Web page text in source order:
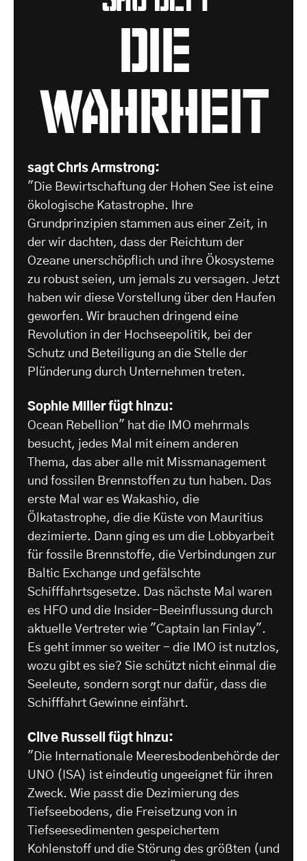
Die
Wahrheit
sagt Chris Armstrong:
"Die Bewirtschaftung der Hohen See ist eine
ökologische Katastrophe. Ihre
Grundprinzipien stammen aus einer Zeit, in
der wir dachten, dass der Reichtum der
Ozeane unerschöpflich und ihre Ökosysteme
zu robust seien, um jemals zu versagen. Jetzt
haben wir diese Vorstellung über den Haufen
geworfen. Wir brauchen dringend eine
Revolution in der Hochseepolitik, bei der
Schutz und Beteiligung an die Stelle der
Plünderung durch Unternehmen treten.
Sophie Miller fügt hinzu:
Ocean Rebellion" hat die IMO mehrmals
besucht, jedes Mal mit einem anderen
Thema, das aber alle mit Missmanagement
und fossilen Brennstoffen zu tun haben. Das
erste Mal war es Wakashio, die
Ölkatastrophe, die die Küste von Mauritius
dezimierte. Dann ging es um die Lobbyarbeit
für fossile Brennstoffe, die Verbindungen zur
Baltic Exchange und gefälschte
Schifffahrtsgesetze. Das nächste Mal waren
es HFO und die Insider-Beeinflussung durch
aktuelle Vertreter wie "Captain Ian Finlay".
Es geht immer so weiter - die IMO ist nutzlos,
wozu gibt es sie? Sie schützt nicht einmal die
Seeleute, sondern sorgt nur dafür, dass die
Schifffahrt Gewinne einfährt.
Clive Russell fügt hinzu:
"Die Internationale Meeresbodenbehörde der
UNO (ISA) ist eindeutig ungeeignet für ihren
Zweck. Wie passt die Dezimierung des
Tiefseebodens, die Freisetzung von in
Tiefseesedimenten gespeichertem
Kohlenstoff und die Störung des größten (und